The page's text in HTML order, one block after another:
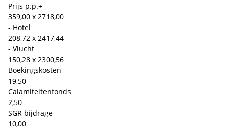
Prijs p.p.+
359,00 x 2718,00
- Hotel
208,72 x 2417,44
- Vlucht
150,28 x 2300,56
Boekingskosten
19,50
Calamiteitenfonds
2,50
SGR bijdrage
10,00